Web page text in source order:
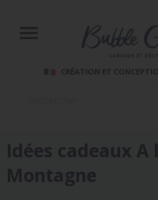

CRÉATION ET